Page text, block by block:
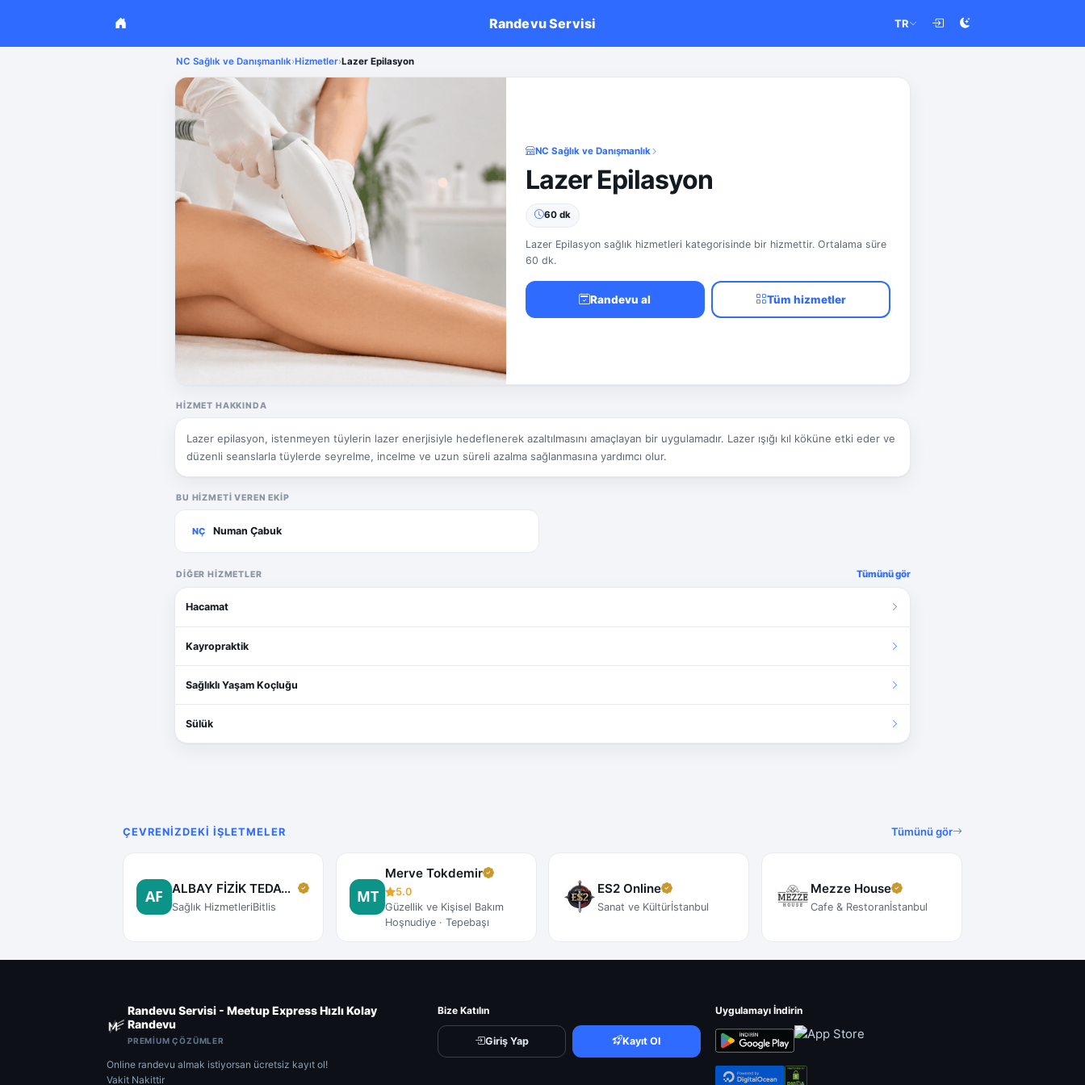
Randevu Servisi TR
NC Sağlık ve Danışmanlık›Hizmetler›Lazer Epilasyon
NC Sağlık ve Danışmanlık
Lazer Epilasyon
60 dk
Lazer Epilasyon sağlık hizmetleri kategorisinde bir hizmettir. Ortalama süre
60 dk.
Randevu al Tüm hizmetler
HIZMET HAKKINDA
Lazer epilasyon, istenmeyen tüylerin lazer enerjisiyle hedeflenerek azaltılmasını amaçlayan bir uygulamadır. Lazer ışığı kıl köküne etki eder ve
düzenli seanslarla tüylerde seyrelme, incelme ve uzun süreli azalma sağlanmasına yardımcı olur.
BU HIZMETI VEREN EKIP
NÇ Numan Çabuk
DIĞER HIZMETLER Tümünü gör
Hacamat
Kayropraktik
Sağlıklı Yaşam Koçluğu
Sülük
ÇEVRENIZDEKI İŞLETMELER Tümünü gör
ALBAY FİZİK TEDAVİ VE EGZERSİZ DANIŞMA MERKEZİ
Sağlık HizmetleriBitlis
Merve Tokdemir
5.0
Güzellik ve Kişisel Bakım
Hoşnudiye · Tepebaşı
ES2 Online
Sanat ve Kültürİstanbul
Mezze House
Cafe & Restoranİstanbul
Randevu Servisi - Meetup Express Hızlı Kolay
Randevu
PREMIUM ÇÖZÜMLER
Online randevu almak istiyorsan ücretsiz kayıt ol!
Vakit Nakittir
Bize Katılın
Giriş Yap Kayıt Ol
Uygulamayı İndirin